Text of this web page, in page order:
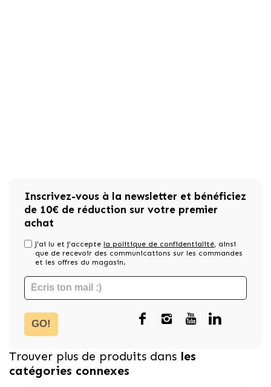
Inscrivez-vous à la newsletter et bénéficiez
de 10€ de réduction sur votre premier
achat
J'ai lu et j'accepte la politique de confidentialité, ainsi
que de recevoir des communications sur les commandes
et les offres du magasin.
GO!
Trouver plus de produits dans les
catégories connexes